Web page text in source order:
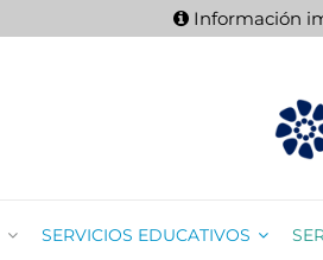
Información
SERVICIOS EDUCATIVOS